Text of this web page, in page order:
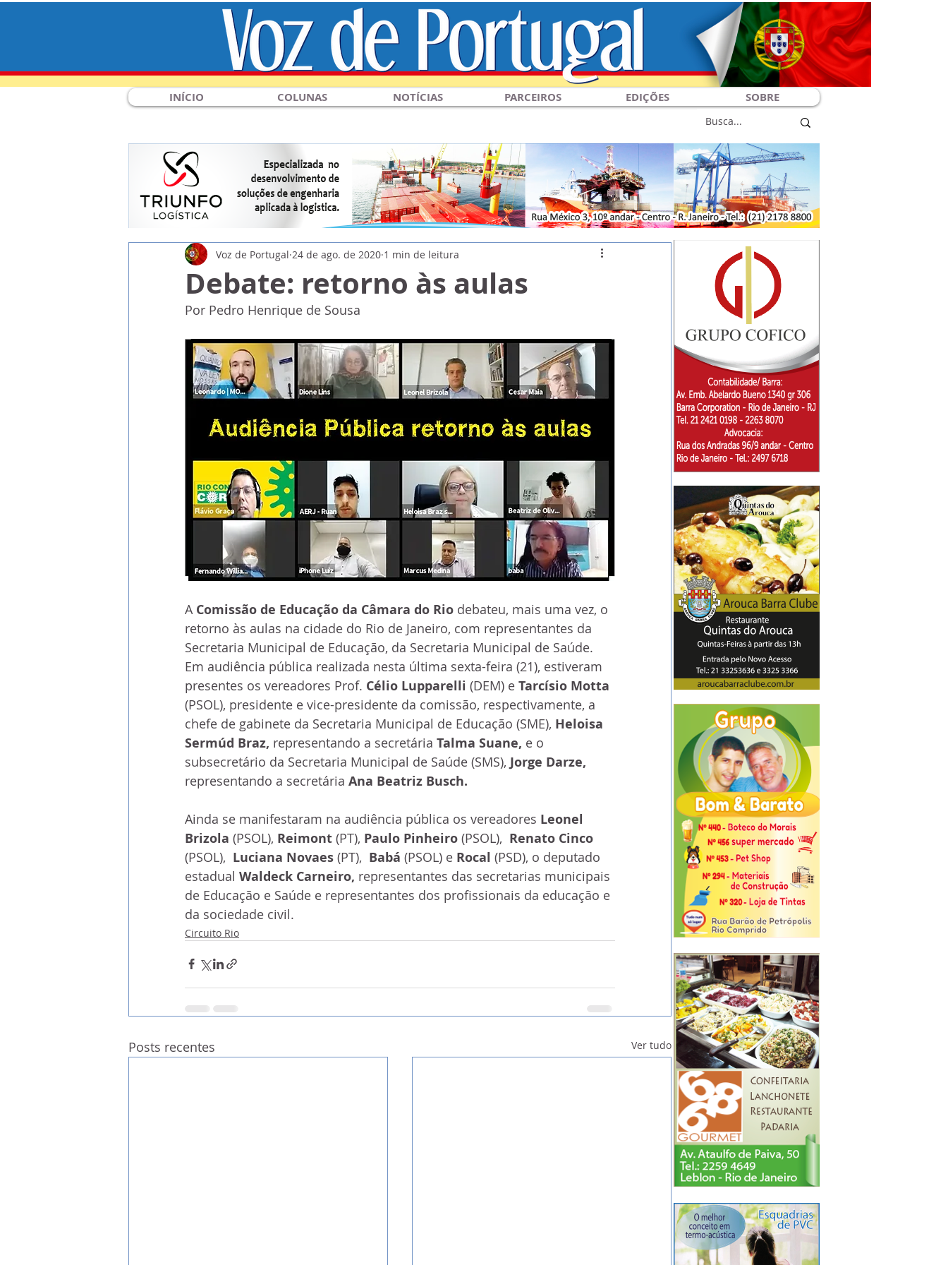
INÍCIO COLUNAS NOTÍCIAS PARCEIROS EDIÇÕES SOBRE
Debate: retorno às aulas
Voz de Portugal 24 de ago. de 2020 1 min de leitura
Por Pedro Henrique de Sousa
A Comissão de Educação da Câmara do Rio debateu, mais uma vez, o
retorno às aulas na cidade do Rio de Janeiro, com representantes da
Secretaria Municipal de Educação, da Secretaria Municipal de Saúde.
Em audiência pública realizada nesta última sexta-feira (21), estiveram
presentes os vereadores Prof. Célio Lupparelli (DEM) e Tarcísio Motta
(PSOL), presidente e vice-presidente da comissão, respectivamente, a
chefe de gabinete da Secretaria Municipal de Educação (SME), Heloisa
Sermúd Braz, representando a secretária Talma Suane, e o
subsecretário da Secretaria Municipal de Saúde (SMS), Jorge Darze,
representando a secretária Ana Beatriz Busch.
Ainda se manifestaram na audiência pública os vereadores Leonel
Brizola (PSOL), Reimont (PT), Paulo Pinheiro (PSOL), Renato Cinco
(PSOL), Luciana Novaes (PT), Babá (PSOL) e Rocal (PSD), o deputado
estadual Waldeck Carneiro, representantes das secretarias municipais
de Educação e Saúde e representantes dos profissionais da educação e
da sociedade civil.
Circuito Rio
Posts recentes Ver tudo